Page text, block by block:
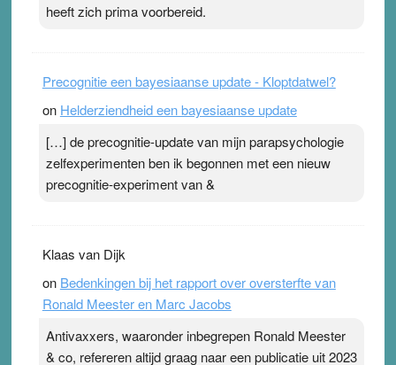
heeft zich prima voorbereid.
Precognitie een bayesiaanse update - Kloptdatwel?
on Helderziendheid een bayesiaanse update
[…] de precognitie-update van mijn parapsychologie
zelfexperimenten ben ik begonnen met een nieuw
precognitie-experiment van &
Klaas van Dijk
on Bedenkingen bij het rapport over oversterfte van
Ronald Meester en Marc Jacobs
Antivaxxers, waaronder inbegrepen Ronald Meester
& co, refereren altijd graag naar een publicatie uit 2023